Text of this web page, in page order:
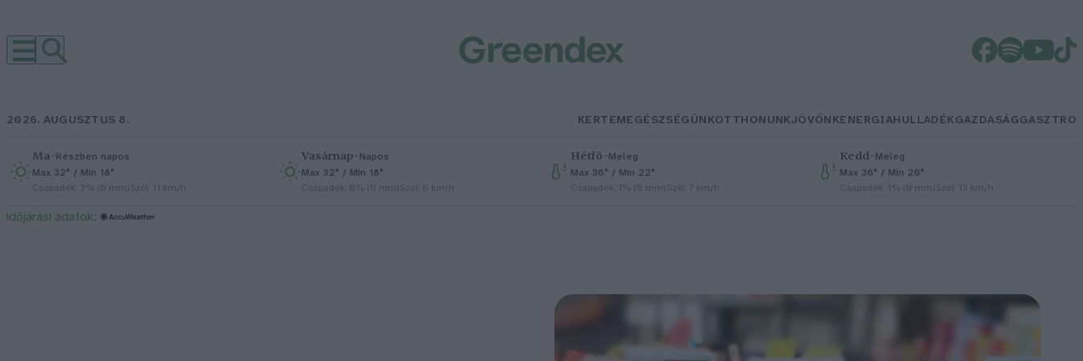
2026. AUGUSZTUS 8. KERTEMEGÉSZSÉGÜNKOTTHONUNKJÖVŐNKENERGIAHULLADÉKGAZDASÁGGASZTRO
Ma–Részben napos
Max 32° / Min 18°
Csapadék: 3% (0 mm)Szél: 11 km/h
Vasárnap–Napos
Max 32° / Min 18°
Csapadék: 0% (0 mm)Szél: 6 km/h
Hétfő–Meleg
Max 36° / Min 22°
Csapadék: 1% (0 mm)Szél: 7 km/h
Kedd–Meleg
Max 36° / Min 20°
Csapadék: 1% (0 mm)Szél: 13 km/h
időjárási adatok: